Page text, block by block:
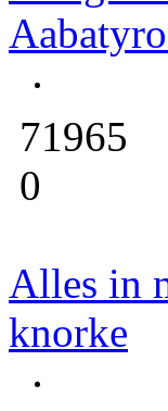
71965
0
Alles in
knorke